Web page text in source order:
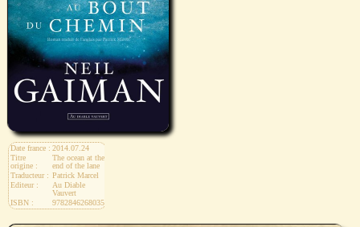
Date france : 2014.07.24
Titre
origine :
The ocean at the
end of the lane
Traducteur : Patrick Marcel
Editeur :
Au Diable
Vauvert
ISBN :
9782846268035